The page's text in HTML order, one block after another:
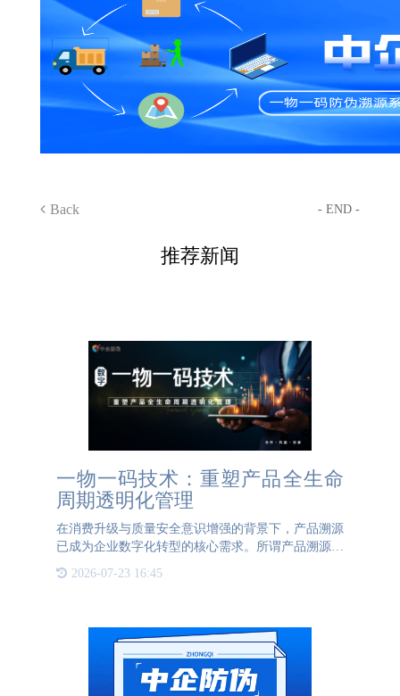
Back - END -
推荐新闻
一物一码技术：重塑产品全生命
周期透明化管理
在消费升级与质量安全意识增强的背景下，产品溯源
已成为企业数字化转型的核心需求。所谓产品溯源，
即通过数字化手段完整记录产品从原材料采集、生产
加工到流通销售的全链条信息，构建可查询、可验
2026-07-23 16:45